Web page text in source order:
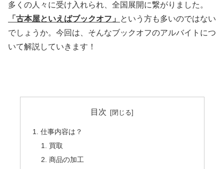
多くの人々に受け入れられ、全国展開に繋がりました。
「古本屋といえばブックオフ」
という方も多いのではない
でしょうか。今回は、そんなブックオフのアルバイトにつ
いて解説していきます！
目次
仕事内容は？
買取
商品の加工